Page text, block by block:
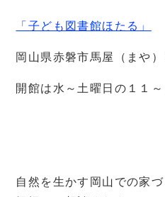
「子ども図書館ほたる」
岡山県赤磐市馬屋（まや
開館は水～土曜日の１１
自然を生かす岡山での家